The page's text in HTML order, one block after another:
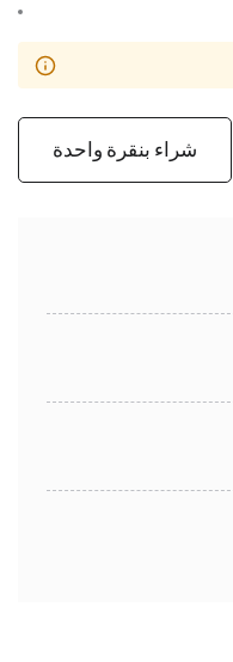
شراء بنقرة واحدة